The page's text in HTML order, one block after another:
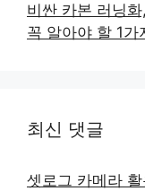
비싼 카본 러닝
꼭 알아야 할 1가
최신 댓글
셋로그 카메라